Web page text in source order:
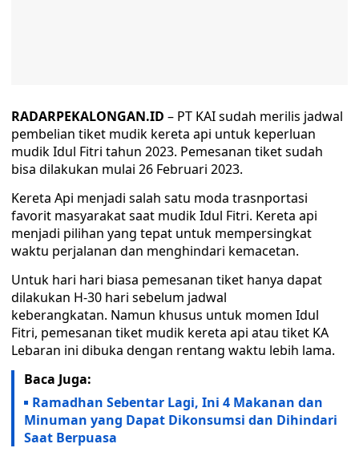
RADARPEKALONGAN.ID – PT KAI sudah merilis jadwal
pembelian tiket mudik kereta api untuk keperluan
mudik Idul Fitri tahun 2023. Pemesanan tiket sudah
bisa dilakukan mulai 26 Februari 2023.
Kereta Api menjadi salah satu moda trasnportasi
favorit masyarakat saat mudik Idul Fitri. Kereta api
menjadi pilihan yang tepat untuk mempersingkat
waktu perjalanan dan menghindari kemacetan.
Untuk hari hari biasa pemesanan tiket hanya dapat
dilakukan H-30 hari sebelum jadwal
keberangkatan. Namun khusus untuk momen Idul
Fitri, pemesanan tiket mudik kereta api atau tiket KA
Lebaran ini dibuka dengan rentang waktu lebih lama.
Baca Juga:
Ramadhan Sebentar Lagi, Ini 4 Makanan dan
Minuman yang Dapat Dikonsumsi dan Dihindari
Saat Berpuasa